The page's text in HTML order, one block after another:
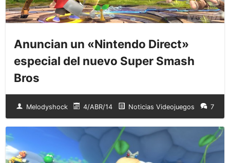
Anuncian un «Nintendo Direct»
especial del nuevo Super Smash
Bros
Melodyshock 4/ABR/14 Noticias Videojuegos 7